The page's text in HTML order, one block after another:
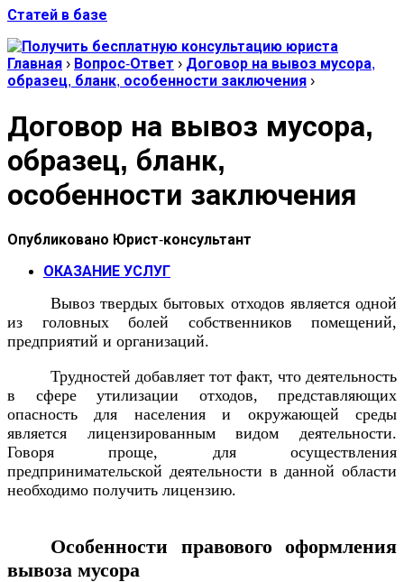
Статей в базе
Главная › Вопрос-Ответ › Договор на вывоз мусора,
образец, бланк, особенности заключения ›
Договор на вывоз мусора,
образец, бланк,
особенности заключения
Опубликовано Юрист-консультант
ОКАЗАНИЕ УСЛУГ
Вывоз твердых бытовых отходов является одной
из головных болей собственников помещений,
предприятий и организаций.
Трудностей добавляет тот факт, что деятельность
в сфере утилизации отходов, представляющих
опасность для населения и окружающей среды
является лицензированным видом деятельности.
Говоря проще, для осуществления
предпринимательской деятельности в данной области
необходимо получить лицензию.
Особенности правового оформления
вывоза мусора